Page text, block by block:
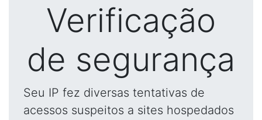
Verificação
de segurança
Seu IP fez diversas tentativas de
acessos suspeitos a sites hospedados